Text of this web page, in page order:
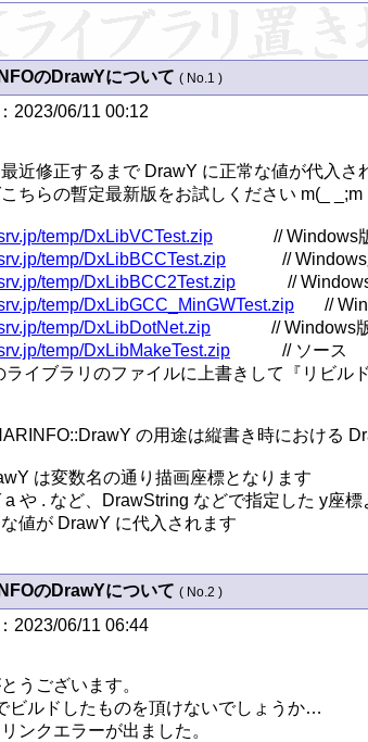
のDrawYについて ( No.1 )
2023/06/11 00:12
近修正するまで DrawY に正常な値が代入さ
ちらの暫定最新版をお試しください m(_ _;m
temp/DxLibVCTest.zip
temp/DxLibBCCTest.zip
temp/DxLibBCC2Test.zip
temp/DxLibGCC_MinGWTest.zip
temp/DxLibDotNet.zip
temp/DxLibMakeTest.zip
            // ソース
ライブラリのファイルに上書きして『リビル
の用途は縦書き時における
は変数名の通り描画座標となります
a や . など、DrawString などで指定した y座
値が DrawY に代入されます
のDrawYについて ( No.2 )
2023/06/11 06:44
うございます。
ビルドしたものを頂けないでしょうか…
ンクエラーが出ました。